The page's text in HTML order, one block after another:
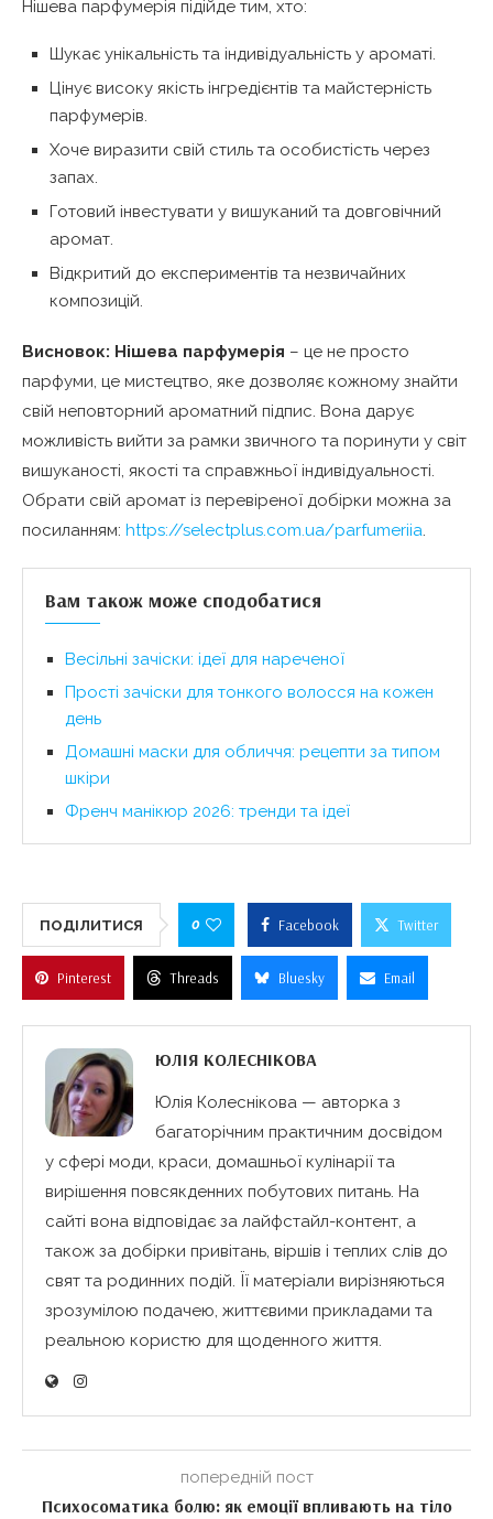
Нішева парфумерія підійде тим, хто:
Шукає унікальність та індивідуальність у ароматі.
Цінує високу якість інгредієнтів та майстерність
парфумерів.
Хоче виразити свій стиль та особистість через
запах.
Готовий інвестувати у вишуканий та довговічний
аромат.
Відкритий до експериментів та незвичайних
композицій.
Висновок: Нішева парфумерія – це не просто
парфуми, це мистецтво, яке дозволяє кожному знайти
свій неповторний ароматний підпис. Вона дарує
можливість вийти за рамки звичного та поринути у світ
вишуканості, якості та справжньої індивідуальності.
Обрати свій аромат із перевіреної добірки можна за
посиланням: https://selectplus.com.ua/parfumeriia.
Вам також може сподобатися
Весільні зачіски: ідеї для нареченої
Прості зачіски для тонкого волосся на кожен
день
Домашні маски для обличчя: рецепти за типом
шкіри
Френч манікюр 2026: тренди та ідеї
ПОДІЛИТИСЯ 0 Facebook Twitter
Pinterest Threads Bluesky Email
ЮЛІЯ КОЛЕСНІКОВА
Юлія Колеснікова — авторка з
багаторічним практичним досвідом
у сфері моди, краси, домашньої кулінарії та
вирішення повсякденних побутових питань. На
сайті вона відповідає за лайфстайл-контент, а
також за добірки привітань, віршів і теплих слів до
свят та родинних подій. Її матеріали вирізняються
зрозумілою подачею, життєвими прикладами та
реальною користю для щоденного життя.
попередній пост
Психосоматика болю: як емоції впливають на тіло